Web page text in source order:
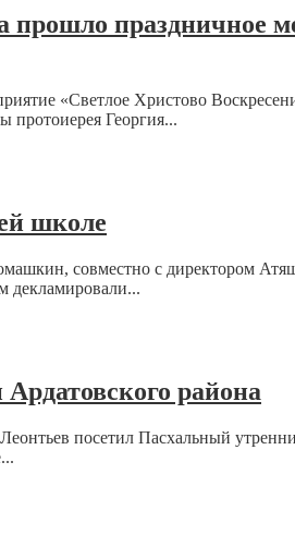
праздничное
«Светлое Христово
протоиерея Георгия...
школе
совместно с директором
декламировали...
района
посетил Пасхальный